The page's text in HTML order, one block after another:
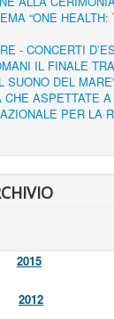
“ONE
- CONCERTI
IL FINALE
SUONO DEL
CHE ASPETTATE
PER LA
2015
2012